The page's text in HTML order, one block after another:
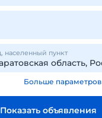
населенный пункт
Больше параметров
Показать объявления